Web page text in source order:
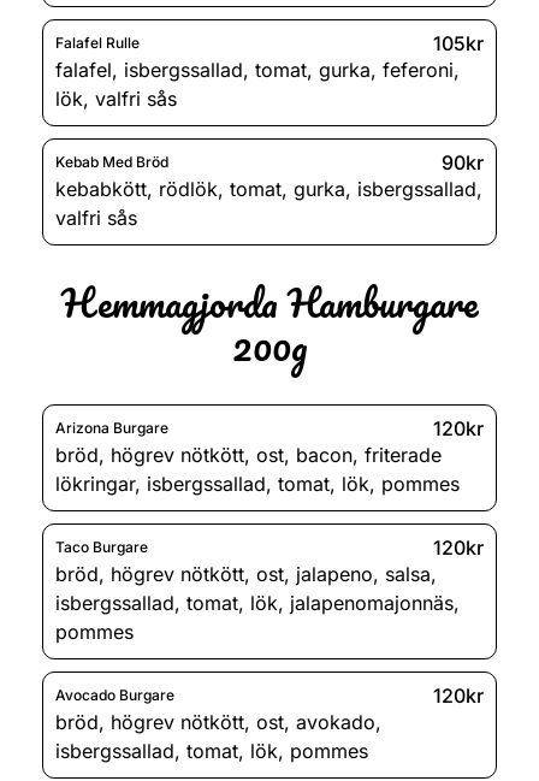
Falafel Rulle
105kr
falafel, isbergssallad, tomat, gurka, feferoni,
lök, valfri sås
Kebab Med Bröd
90kr
kebabkött, rödlök, tomat, gurka, isbergssallad,
valfri sås
Hemmagjorda Hamburgare
200g
Arizona Burgare
120kr
bröd, högrev nötkött, ost, bacon, friterade
lökringar, isbergssallad, tomat, lök, pommes
Taco Burgare
120kr
bröd, högrev nötkött, ost, jalapeno, salsa,
isbergssallad, tomat, lök, jalapenomajonnäs,
pommes
Avocado Burgare
120kr
bröd, högrev nötkött, ost, avokado,
isbergssallad, tomat, lök, pommes